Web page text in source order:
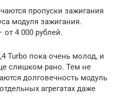
пропуски зажигания
модуля зажигания.
4 000 рублей.
Turbo пока очень молод, и
слишком рано. Тем не
долговечность модуль
агрегатах даже